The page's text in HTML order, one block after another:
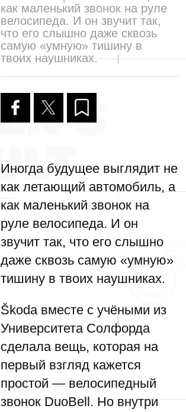
как маленький звонок на руле
велосипеда. И он звучит так,
что его слышно даже сквозь
самую «умную» тишину в
твоих наушниках.
Иногда будущее выглядит не
как летающий автомобиль, а
как маленький звонок на
руле велосипеда. И он
звучит так, что его слышно
даже сквозь самую «умную»
тишину в твоих наушниках.
Škoda вместе с учёными из
Университета Солфорда
сделала вещь, которая на
первый взгляд кажется
простой — велосипедный
звонок DuoBell. Но внутри